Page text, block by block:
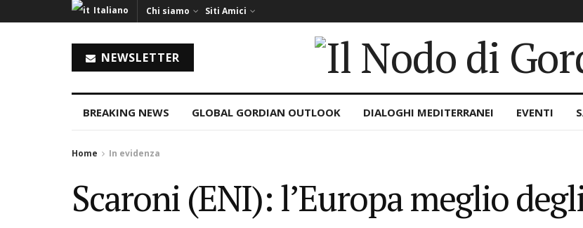
Italiano Chi siamo Siti Amici
NEWSLETTER
BREAKING NEWS GLOBAL GORDIAN OUTLOOK DIALOGHI MEDITERRANEI EVENTI
Home In evidenza
Scaroni (ENI): l’Europa meglio